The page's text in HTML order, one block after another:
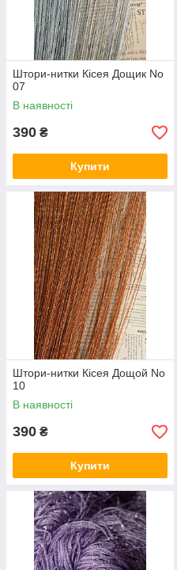
Штори-нитки Кісея Дощик No
07
В наявності
390 ₴
Купити
Штори-нитки Кісея Дощой No
10
В наявності
390 ₴
Купити